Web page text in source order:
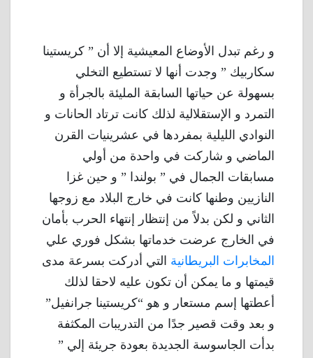
و رغم تبدل الأوضاع المعيشية إلا أن ” كريستينا
سكاربيك ” وجدت أنها لا تستطيع التخلي
بسهولة عن حياتها السابقة المليئة بالجرأة و
التمرد و الإستقلالية لذلك كانت ترتاد الحانات و
النوادي الليلية بمفردها في عشرينيات القرن
الماضي و شاركت في واحدة من أولي
مسابقات الجمال في ” بولندا ” و حين غزا
النازيين وطنها كانت في خارج البلاد مع زوجها
الثاني و لكن بدلاً من إنتظار إنتهاء الحرب بأمان
في الخارج عرضت خدماتها بشكل فوري علي
المخابرات البريطانية التي أدركت بسرعة مدى
قيمتها و ما يمكن أن تكون عليه لاحقا لذلك
أعطتها إسم مستعار و هو “كريستينا جرانفيل”
و بعد وقت قصير جدًا من التدريبات المكثفة
بدأت الجاسوسة الجديدة بعودة جريئة إلي ”